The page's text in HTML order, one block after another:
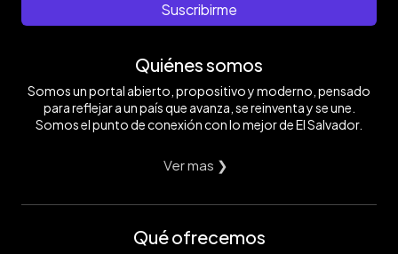
Suscribirme
Quiénes somos
Somos un portal abierto, propositivo y moderno, pensado
para reflejar a un país que avanza, se reinventa y se une.
Somos el punto de conexión con lo mejor de El Salvador.
Ver mas ❯
Qué ofrecemos